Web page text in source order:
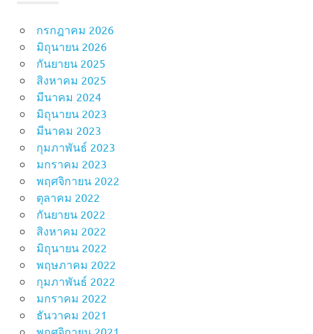
กรกฎาคม 2026
มิถุนายน 2026
กันยายน 2025
สิงหาคม 2025
มีนาคม 2024
มิถุนายน 2023
มีนาคม 2023
กุมภาพันธ์ 2023
มกราคม 2023
พฤศจิกายน 2022
ตุลาคม 2022
กันยายน 2022
สิงหาคม 2022
มิถุนายน 2022
พฤษภาคม 2022
กุมภาพันธ์ 2022
มกราคม 2022
ธันวาคม 2021
พฤศจิกายน 2021